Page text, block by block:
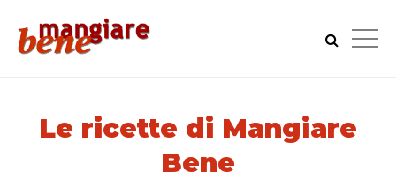
Le ricette di Mangiare
Bene